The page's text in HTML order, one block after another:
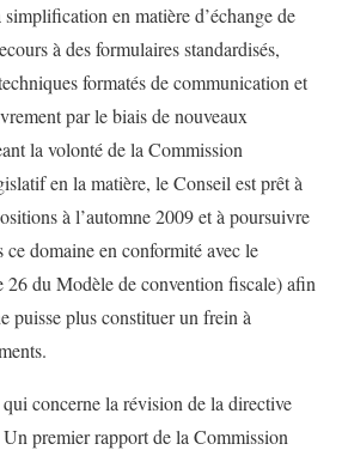
en matière d’échange de
à des formulaires standardisés,
formatés de communication et
par le biais de nouveaux
la volonté de la Commission
en la matière, le Conseil est prêt à
à l’automne 2009 et à poursuivre
ce domaine en conformité avec le
du Modèle de convention fiscale) afin
puisse plus constituer un frein à
concerne la révision de la directive
premier rapport de la Commission